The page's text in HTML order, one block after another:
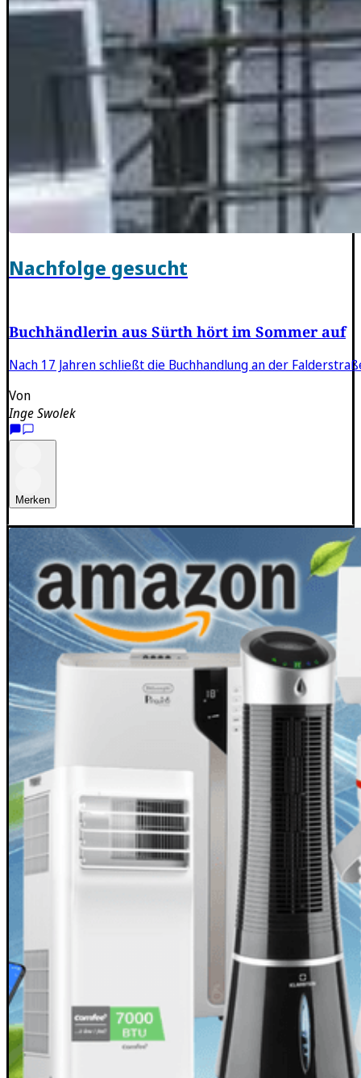
Nachfolge gesucht
Buchhändlerin aus Sürth hört im Sommer auf
Nach 17 Jahren schließt die Buchhandlung an der
Von
Inge Swolek
Merken